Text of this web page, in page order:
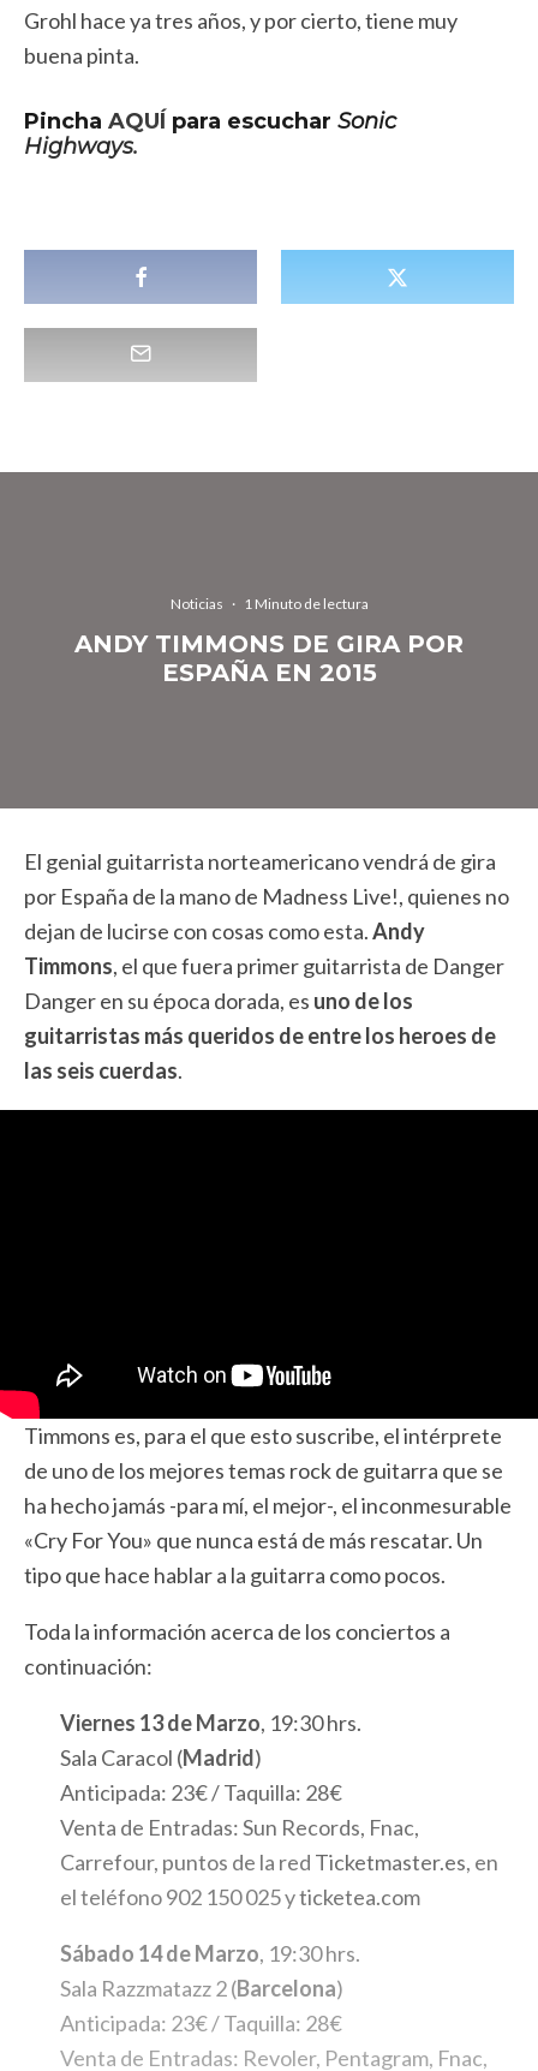
Grohl hace ya tres años, y por cierto, tiene muy
buena pinta.
Pincha AQUÍ para escuchar Sonic
Highways.
Noticias · 1 Minuto de lectura
ANDY TIMMONS DE GIRA POR
ESPAÑA EN 2015
El genial guitarrista norteamericano vendrá de gira
por España de la mano de Madness Live!, quienes no
dejan de lucirse con cosas como esta.Andy
Timmons, el que fuera primer guitarrista de Danger
Danger en su época dorada, es uno de los
guitarristas más queridos de entre los heroes de
las seis cuerdas.
Timmons es, para el que esto suscribe, el intérprete
de uno de los mejores temas rock de guitarra que se
ha hecho jamás -para mí, el mejor-, el inconmesurable
«Cry For You» que nunca está de más rescatar. Un
tipo que hace hablar a la guitarra como pocos.
Toda la información acerca de los conciertos a
continuación:
Viernes 13 de Marzo, 19:30 hrs.
Sala Caracol (Madrid)
Anticipada: 23€ / Taquilla: 28€
Venta de Entradas: Sun Records, Fnac,
Carrefour, puntos de la red Ticketmaster.es, en
el teléfono 902 150 025 yticketea.com
Sábado 14 de Marzo, 19:30 hrs.
Sala Razzmatazz 2 (Barcelona)
Anticipada: 23€ / Taquilla: 28€
Venta de Entradas: Revoler, Pentagram, Fnac,